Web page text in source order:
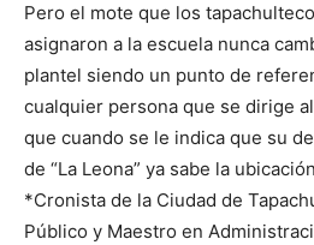
Pero el mote que los
asignaron a la escuela nunca
plantel siendo un punto de
cualquier persona que se dirige
que cuando se le indica que su
de “La Leona” ya sabe la
*Cronista de la Ciudad de
Público y Maestro en